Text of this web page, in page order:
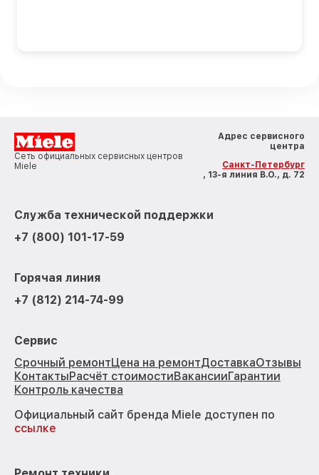
Сеть официальных сервисных центров
Miele
Адрес сервисного
центра
Санкт-Петербург
, 13-я линия В.О., д. 72
Служба технической поддержки
+7 (800) 101-17-59
Горячая линия
+7 (812) 214-74-99
Сервис
Срочный ремонтЦена на ремонтДоставкаОтзывы
КонтактыРасчёт стоимостиВакансииГарантии
Контроль качества
Официальный сайт бренда Miele доступен по
ссылке